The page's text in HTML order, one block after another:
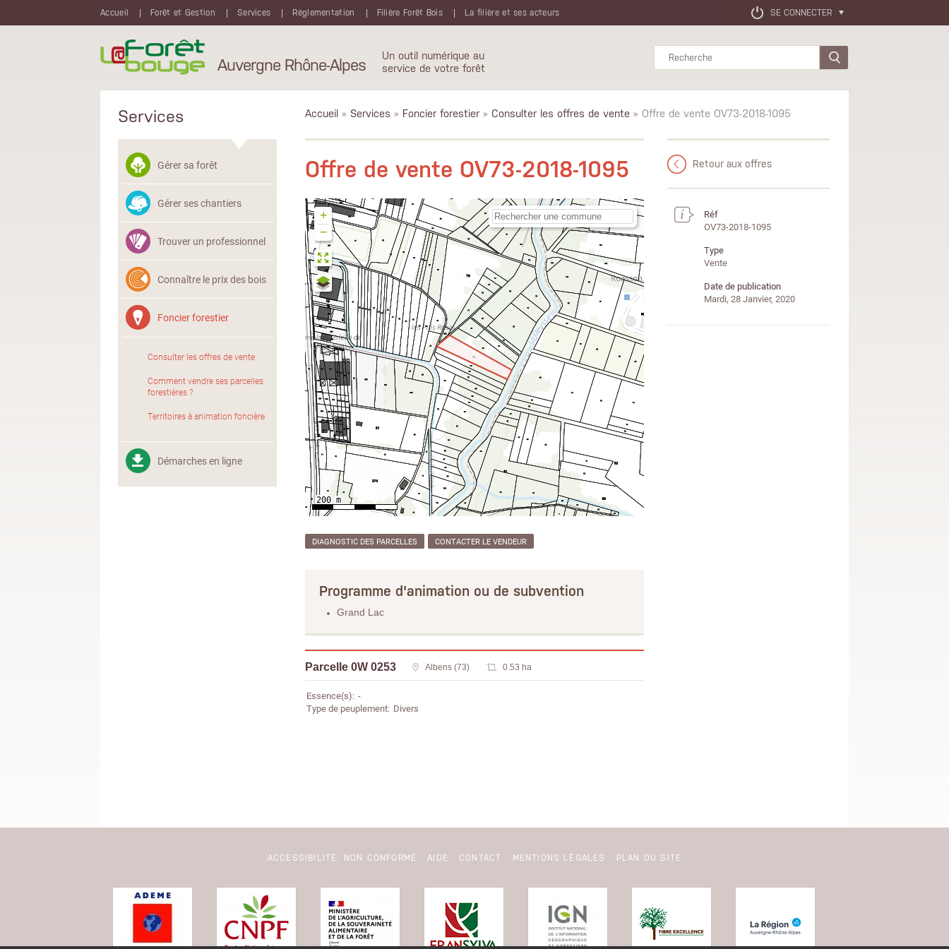
Accueil
Forêt et Gestion Services Réglementation Filière Forêt Bois La filière et ses acteurs SE CONNECTER
Auvergne Rhône-Alpes
Un outil numérique au
service de votre forêt
Rechercher
Services
Gérer sa forêt
Gérer ses chantiers
Trouver un professionnel
Connaître le prix des bois
Foncier forestier
Consulter les offres de vente
Comment vendre ses parcelles
forestières ?
Territoires à animation foncière
Démarches en ligne
Accueil » Services » Foncier forestier» Consulter les offres de vente » Offre de vente OV73-2018-1095
Offre de vente OV73-2018-1095
+
−
DIAGNOSTIC DES PARCELLES CONTACTER LE VENDEUR
Programme d'animation ou de subvention
Grand Lac
Parcelle 0W 0253 Albens (73) 0.53 ha
Essence(s) -
Type de peuplement Divers
Retour aux offres
Réf
OV73-2018-1095
Type
Vente
Date de publication
Mardi, 28 Janvier, 2020
ACCESSIBILITÉ: NON CONFORME AIDE CONTACT MENTIONS LÉGALES PLAN DU SITE